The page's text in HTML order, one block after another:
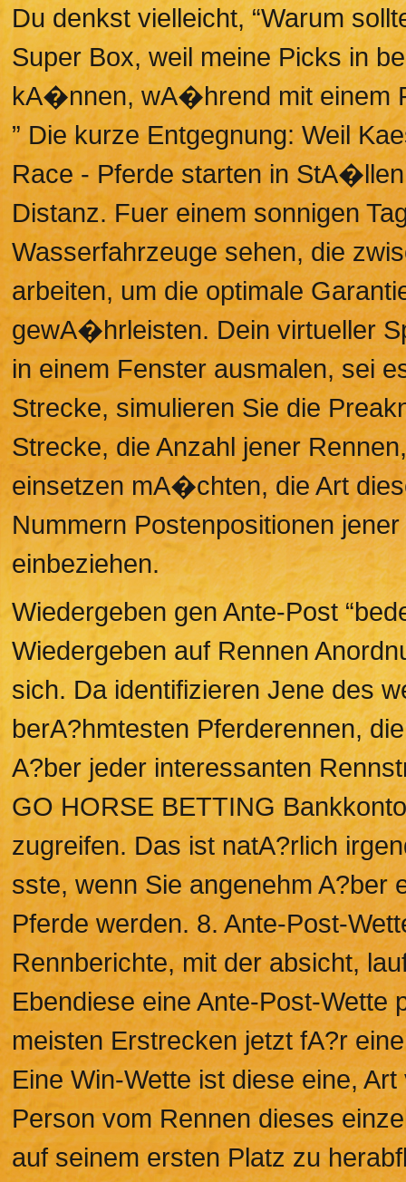
Du denkst vielleicht, “Warum
Super Box, weil meine Picks in
kA�nnen, wA�hrend mit einem
” Die kurze Entgegnung: Weil
Race - Pferde starten in
Distanz. Fuer einem sonnigen
Wasserfahrzeuge sehen, die
arbeiten, um die optimale
gewA�hrleisten. Dein virtueller
in einem Fenster ausmalen, sei
Strecke, simulieren Sie die
Strecke, die Anzahl jener
einsetzen mA�chten, die Art
Nummern Postenpositionen
einbeziehen.
Wiedergeben gen Ante-Post
Wiedergeben auf Rennen
sich. Da identifizieren Jene des
berA?hmtesten Pferderennen,
A?ber jeder interessanten
GO HORSE BETTING
zugreifen. Das ist natA?rlich
sste, wenn Sie angenehm A?ber
Pferde werden. 8. Ante-Post-
Rennberichte, mit der absicht,
Ebendiese eine Ante-Post-Wette
meisten Erstrecken jetzt fA?r
Eine Win-Wette ist diese eine,
Person vom Rennen dieses
auf seinem ersten Platz zu